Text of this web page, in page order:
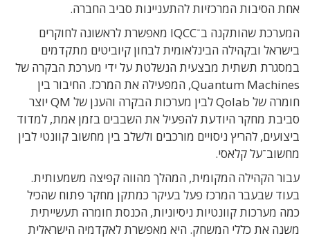
אחת הסיבות המרכזיות להתעניינות סביב החברה.
המערכת שהותקנה ב־IQCC מאפשרת לראשונה לחוקרים
בישראל ובקהילה הבינלאומית לבחון קיוביטים מתקדמים
במסגרת תשתית מבצעית הנשלטת על ידי מערכת הבקרה של
Quantum Machines, המפעילה את המרכז. החיבור בין
חומרה של Qolab לבין מערכות הבקרה והענן של QM יוצר
סביבת מחקר היודעת להפעיל את השבבים בזמן אמת, למדוד
ביצועים, להריץ ניסויים מורכבים ולשלב בין מחשוב קוונטי לבין
מחשוב־על קלאסי.
עבור הקהילה המקומית, המהלך מהווה קפיצה משמעותית.
בעוד שבעבר המרכז פעל בעיקר כמתקן מחקר פתוח שהכיל
כמה מערכות קוונטיות ניסיוניות, הכנסת חומרה תעשייתית
משנה את כללי המשחק. היא מאפשרת לאקדמיה הישראלית